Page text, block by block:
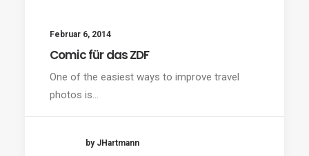
Februar 6, 2014
Comic für das ZDF
One of the easiest ways to improve travel
photos is…
by JHartmann